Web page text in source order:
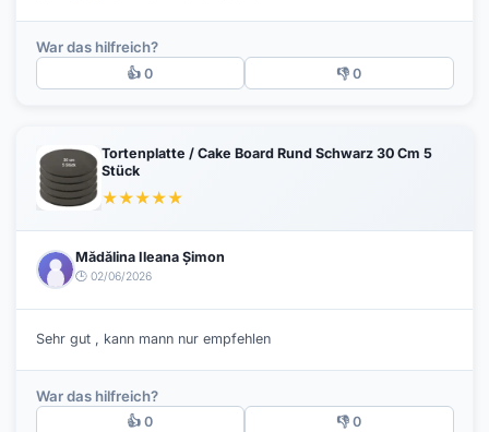
War das hilfreich?
👍 0 👎 0
Tortenplatte / Cake Board Rund Schwarz 30 Cm 5
Stück
★★★★★
Mădălina Ileana Șimon
🕒 02/06/2026
Sehr gut , kann mann nur empfehlen
War das hilfreich?
👍 0 👎 0